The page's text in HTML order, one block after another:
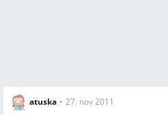
atuska • 27. nov 2011